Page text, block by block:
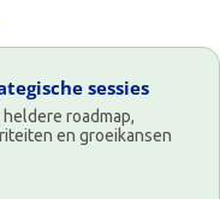
sessies
roadmap,
en groeikansen